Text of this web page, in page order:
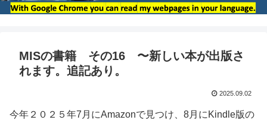
MISの書籍 その16 〜新しい本が出版さ
れます。追記あり。
2025.09.02
今年２０２５年7月にAmazonで見つけ、8月にKindle版の